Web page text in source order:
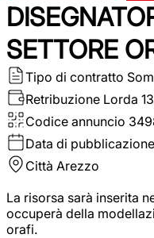
SETTORE
Tipo di contratto
Retribuzione Lorda
Codice annuncio
Data di pubblicazione
Città Arezzo
La risorsa sarà inserita
occuperà della
orafi.